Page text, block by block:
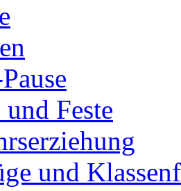
Feste
und